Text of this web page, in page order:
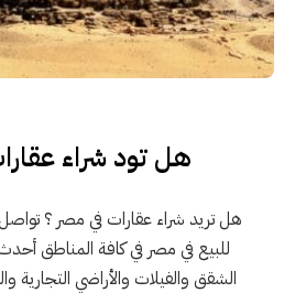
هل تود شراء
هل تريد شراء عقارات في مصر ؟
للبيع في مصر في كافة المناطق
الشقق والفيلات والأراضي التجارية